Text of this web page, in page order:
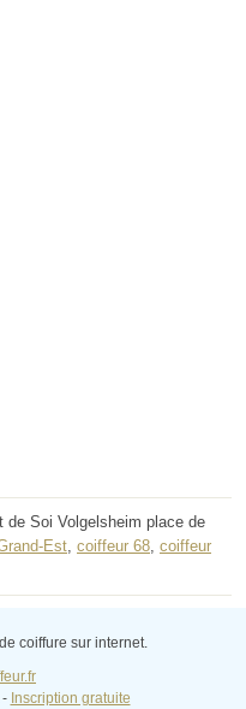
de Soi Volgelsheim place de
Est, coiffeur 68, coiffeur
coiffure sur internet.
Inscription gratuite